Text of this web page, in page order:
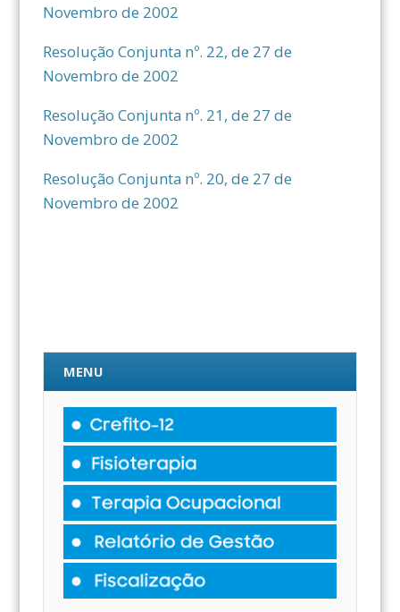
Novembro de 2002
Resolução Conjunta nº. 22, de 27 de
Novembro de 2002
Resolução Conjunta nº. 21, de 27 de
Novembro de 2002
Resolução Conjunta nº. 20, de 27 de
Novembro de 2002
MENU